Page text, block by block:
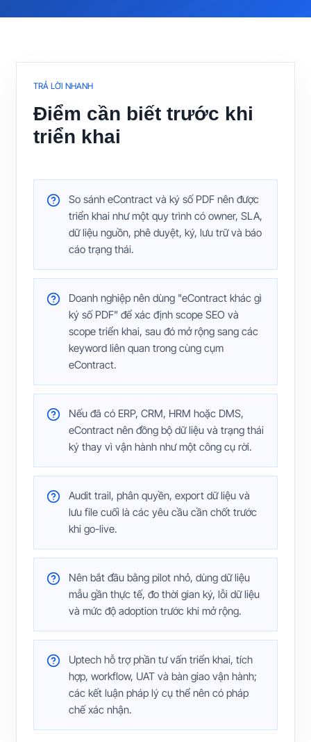
TRẢ LỜI NHANH
Điểm cần biết trước khi
triển khai
So sánh eContract và ký số PDF nên được
triển khai như một quy trình có owner, SLA,
dữ liệu nguồn, phê duyệt, ký, lưu trữ và báo
cáo trạng thái.
Doanh nghiệp nên dùng "eContract khác gì
ký số PDF" để xác định scope SEO và
scope triển khai, sau đó mở rộng sang các
keyword liên quan trong cùng cụm
eContract.
Nếu đã có ERP, CRM, HRM hoặc DMS,
eContract nên đồng bộ dữ liệu và trạng thái
ký thay vì vận hành như một công cụ rời.
Audit trail, phân quyền, export dữ liệu và
lưu file cuối là các yêu cầu cần chốt trước
khi go-live.
Nên bắt đầu bằng pilot nhỏ, dùng dữ liệu
mẫu gần thực tế, đo thời gian ký, lỗi dữ liệu
và mức độ adoption trước khi mở rộng.
Uptech hỗ trợ phần tư vấn triển khai, tích
hợp, workflow, UAT và bàn giao vận hành;
các kết luận pháp lý cụ thể nên có pháp
chế xác nhận.